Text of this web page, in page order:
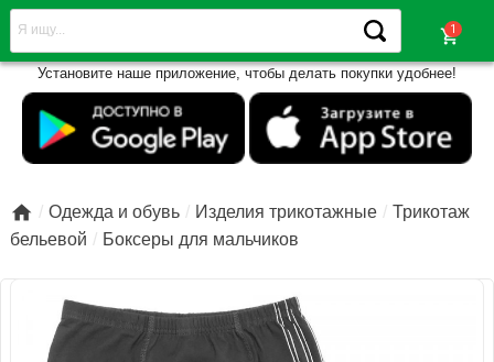
shopping_cart
Установите наше приложение, чтобы делать покупки удобнее!
 Одежда и обувь Изделия трикотажные
Трикотаж
бельевой
Боксеры для мальчиков